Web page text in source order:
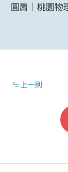
圓肩｜桃園物
上一則